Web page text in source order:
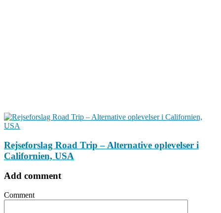
Rejseforslag Road Trip – Alternative oplevelser i
Californien, USA
Add comment
Comment